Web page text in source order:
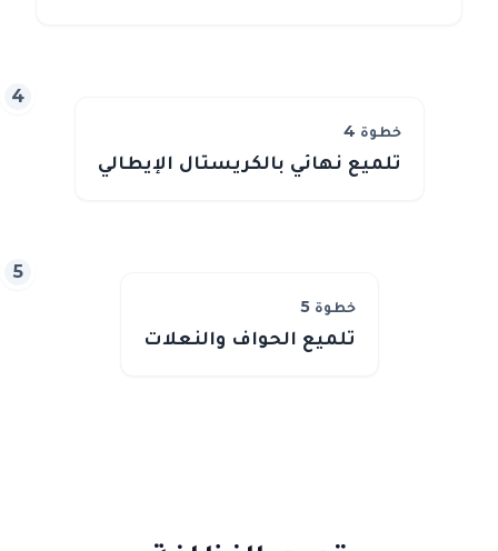
خطوة 4
تلميع نهائي بالكريستال الإيطالي
4
خطوة 5
تلميع الحواف والنعلات
5